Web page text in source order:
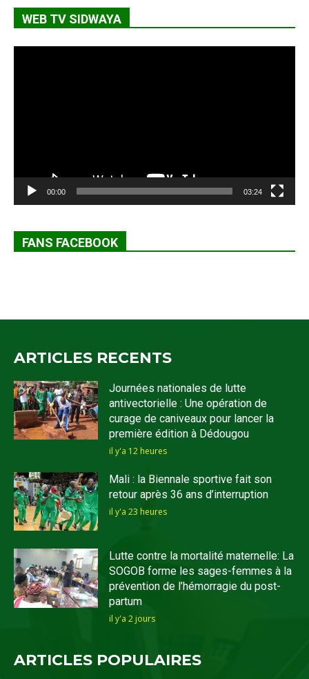
WEB TV SIDWAYA
00:00 03:24
FANS FACEBOOK
ARTICLES RECENTS
Journées nationales de lutte
antivectorielle : Une opération de
curage de caniveaux pour lancer la
première édition à Dédougou
il y'a 12 heures
Mali : la Biennale sportive fait son
retour après 36 ans d’interruption
il y'a 23 heures
Lutte contre la mortalité maternelle: La
SOGOB forme les sages-femmes à la
prévention de l’hémorragie du post-
partum
il y'a 2 jours
ARTICLES POPULAIRES